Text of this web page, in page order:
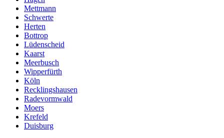
Mettmann
Schwerte
Herten
Bottrop
Lüdenscheid
Kaarst
Meerbusch
Wipperfürth
Köln
Recklingshausen
Radevormwald
Moers
Krefeld
Duisburg